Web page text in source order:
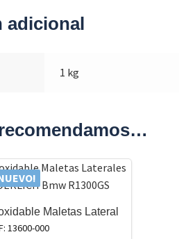
adicional
1 kg
Maletas Lateral
13600-000